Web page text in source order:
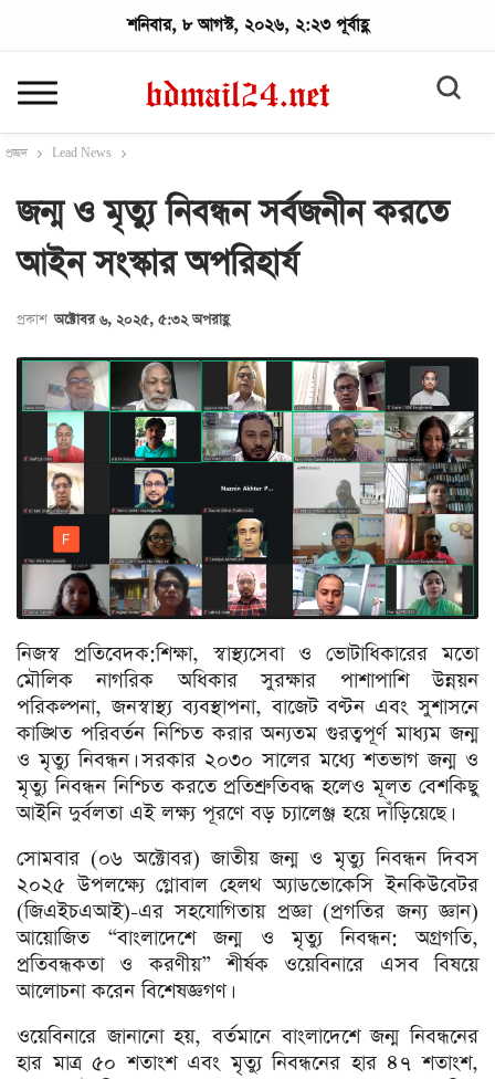
শনিবার, ৮ আগস্ট, ২০২৬, ২:২৩ পূর্বাহ্ণ
প্রচ্ছদ Lead News
জন্ম ও মৃত্যু নিবন্ধন সর্বজনীন করতে
আইন সংস্কার অপরিহার্য
প্রকাশ অক্টোবর ৬, ২০২৫, ৫:৩২ অপরাহ্ণ
নিজস্ব প্র‌তি‌বেদক:শিক্ষা, স্বাস্থ্যসেবা ও ভোটাধিকারের মতো
মৌলিক নাগরিক অধিকার সুরক্ষার পাশাপাশি উন্নয়ন
পরিকল্পনা, জনস্বাস্থ্য ব্যবস্থাপনা, বাজেট বণ্টন এবং সুশাসনে
কাঙ্খিত পরিবর্তন নিশ্চিত করার অন্যতম গুরত্বপূর্ণ মাধ্যম জন্ম
ও মৃত্যু নিবন্ধন। সরকার ২০৩০ সালের মধ্যে শতভাগ জন্ম ও
মৃত্যু নিবন্ধন নিশ্চিত করতে প্রতিশ্রুতিবদ্ধ হলেও মূলত বেশকিছু
আইনি দুর্বলতা এই লক্ষ্য পূরণে বড় চ্যালেঞ্জ হয়ে দাঁড়িয়েছে।
সোমবার (০৬ অক্টোবর) জাতীয় জন্ম ও মৃত্যু নিবন্ধন দিবস
২০২৫ উপলক্ষ্যে গ্লোবাল হেলথ অ্যাডভোকেসি ইনকিউবেটর
(জিএইচএআই)-এর সহযোগিতায় প্রজ্ঞা (প্রগতির জন্য জ্ঞান)
আয়োজিত “বাংলাদেশে জন্ম ও মৃত্যু নিবন্ধন: অগ্রগতি,
প্রতিবন্ধকতা ও করণীয়” শীর্ষক ওয়েবিনারে এসব বিষয়ে
আলোচনা করেন বিশেষজ্ঞগণ।
ওয়েবিনারে জানানো হয়, বর্তমানে বাংলাদেশে জন্ম নিবন্ধনের
হার মাত্র ৫০ শতাংশ এবং মৃত্যু নিবন্ধনের হার ৪৭ শতাংশ,